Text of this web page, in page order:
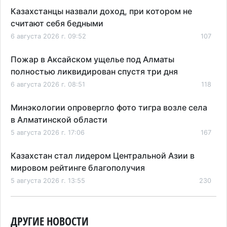
Казахстанцы назвали доход, при котором не
считают себя бедными
6 августа 2026 г. 09:52 107
Пожар в Аксайском ущелье под Алматы
полностью ликвидирован спустя три дня
6 августа 2026 г. 08:51 118
Минэкологии опровергло фото тигра возле села
в Алматинской области
5 августа 2026 г. 17:06 167
Казахстан стал лидером Центральной Азии в
мировом рейтинге благополучия
5 августа 2026 г. 13:55 230
топлива для самолетов: пилотный проект
ДРУГИЕ НОВОСТИ